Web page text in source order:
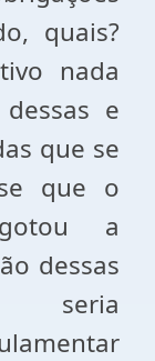
quais?
nada
e
que se
que o
a
dessas
seria